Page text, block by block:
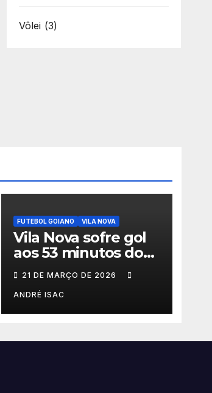
Vôlei (3)
FUTEBOL GOIANO VILA NOVA
Vila Nova sofre gol
aos 53 minutos do
2º tempo e deixa
vitória escapar na
estreia da Série B
21 DE MARÇO DE 2026
ANDRÉ ISAC